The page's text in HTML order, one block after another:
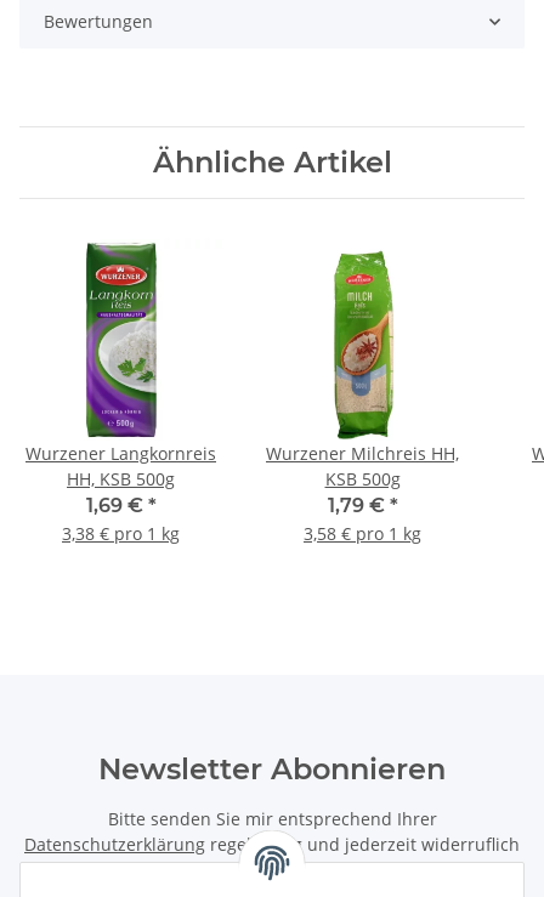
Bewertungen
Ähnliche Artikel
Wurzener Langkornreis
HH, KSB 500g
1,69 € *
3,38 € pro 1 kg
Wurzener Milchreis HH,
KSB 500g
1,79 € *
3,58 € pro 1 kg
Newsletter Abonnieren
Bitte senden Sie mir entsprechend Ihrer
Datenschutzerklärung regelmäßig und jederzeit widerruflich
Informationen zu Ihrem Produktsortiment per E-Mail zu.